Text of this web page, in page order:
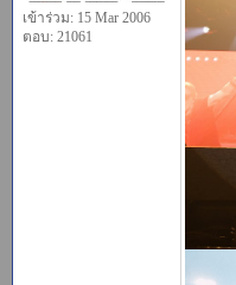
เข้าร่วม: 15 Mar 2006
ตอบ: 21061